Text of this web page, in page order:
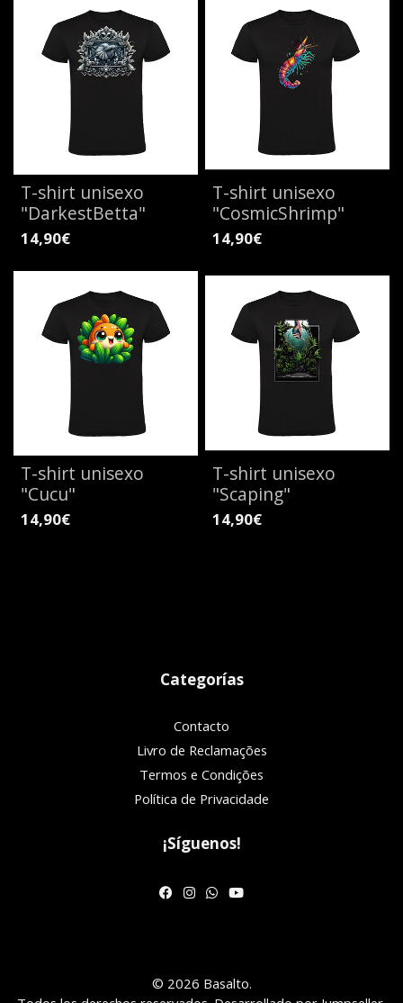
T-shirt unisexo
"DarkestBetta"
14,90€
T-shirt unisexo
"CosmicShrimp"
14,90€
T-shirt unisexo
"Cucu"
14,90€
T-shirt unisexo
"Scaping"
14,90€
Categorías
Contacto
Livro de Reclamações
Termos e Condições
Política de Privacidade
¡Síguenos!
© 2026 Basalto.